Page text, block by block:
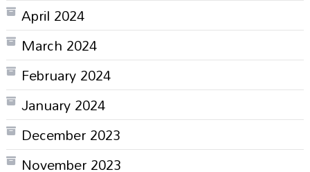
April 2024
March 2024
February 2024
January 2024
December 2023
November 2023